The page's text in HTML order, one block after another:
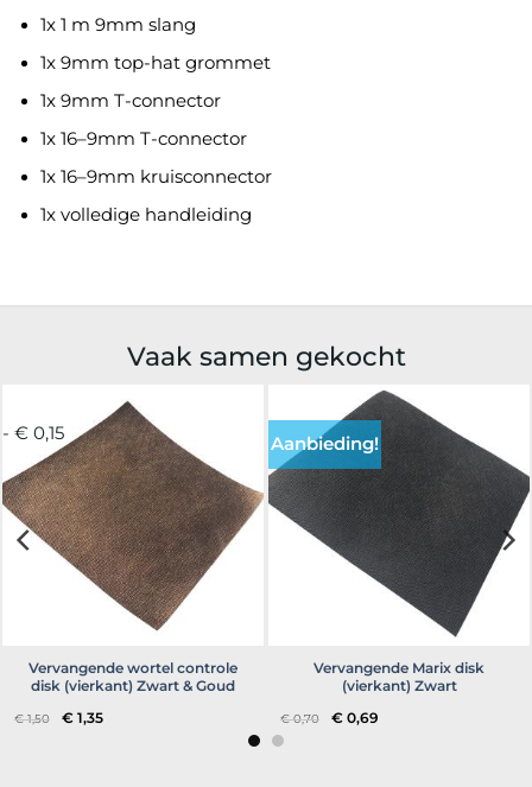
1x 1 m 9mm slang
1x 9mm top-hat grommet
1x 9mm T-connector
1x 16–9mm T-connector
1x 16–9mm kruisconnector
1x volledige handleiding
Vaak samen gekocht
- € 0,15
Vervangende wortel controle
disk (vierkant) Zwart & Goud
€1,50 Oorspronkelijke
prijs
€ 1,35Huidige
Aanbieding!
Vervangende Marix disk
(vierkant) Zwart
€0,70 Oorspronkelijke
prijs
€ 0,69